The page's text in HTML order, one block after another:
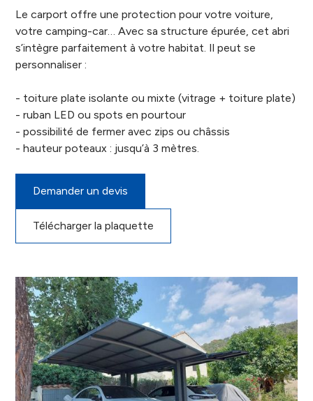
Le carport offre une protection pour votre voiture,
votre camping-car… Avec sa structure épurée, cet abri
s’intègre parfaitement à votre habitat. Il peut se
personnaliser :
- toiture plate isolante ou mixte (vitrage + toiture plate)
- ruban LED ou spots en pourtour
- possibilité de fermer avec zips ou châssis
- hauteur poteaux : jusqu’à 3 mètres.
Demander un devis
Télécharger la plaquette